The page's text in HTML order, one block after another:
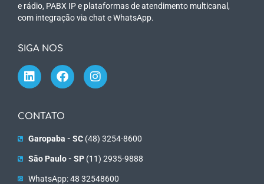
e rádio, PABX IP e plataformas de atendimento multicanal,
com integração via chat e WhatsApp.
SIGA NOS
CONTATO
Garopaba - SC(48) 3254-8600
São Paulo - SP(11) 2935-9888
WhatsApp: 48 32548600